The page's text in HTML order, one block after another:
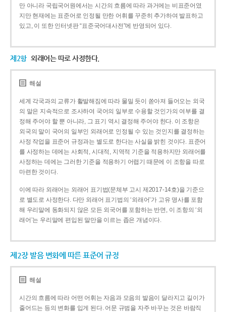
만 아니라 국립국어원에서는 시간의 흐름에 따라 과거에는 비표준어였
지만 현재에는 표준어로 인정될 만한 어휘를 꾸준히 추가하여 발표하고
있고, 이 또한 인터넷판 “표준국어대사전”에 반영되어 있다.
제2항 외래어는 따로 사정한다.
해설
세계 각국과의 교류가 활발해짐에 따라 물밀 듯이 쏟아져 들어오는 외국
의 말은 지속적으로 조사하여 국어의 일부로 수용할 것인가의 여부를 결
정해 주어야 할 뿐 아니라, 그 표기 역시 결정해 주어야 한다. 이 조항은
외국의 말이 국어의 일부인 외래어로 인정될 수 있는 것인지를 결정하는
사정 작업을 표준어 규정과는 별도로 한다는 사실을 밝힌 것이다. 표준어
를 사정하는 데에는 사회적, 시대적, 지역적 기준을 적용하지만 외래어를
사정하는 데에는 그러한 기준을 적용하기 어렵기 때문에 이 조항을 따로
마련한 것이다.
이에 따라 외래어는 외래어 표기법(문체부 고시 제2017-14호)을 기준으
로 별도로 사정한다. 다만 외래어 표기법의 ‘외래어’가 고유 명사를 포함
해 우리말에 동화되지 않은 모든 외국어를 포함하는 반면, 이 조항의 ‘외
래어’는 우리말에 편입된 말만을 이르는 좁은 개념이다.
제2장 발음 변화에 따른 표준어 규정
해설
시간의 흐름에 따라 어떤 어휘는 자음과 모음의 발음이 달라지고 길이가
줄어드는 등의 변화를 입게 된다. 어문 규범을 자주 바꾸는 것은 바람직